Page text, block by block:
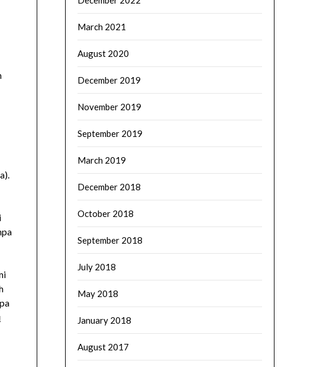
March 2021
August 2020
December 2019
November 2019
September 2019
March 2019
December 2018
October 2018
September 2018
July 2018
May 2018
January 2018
August 2017